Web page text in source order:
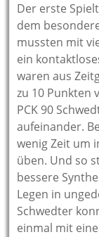
Der erste
dem
mussten mit
ein
waren aus
zu 10 Punkten
PCK 90
aufeinander.
wenig Zeit um
üben. Und so
bessere
Legen in
Schwedter
einmal mit